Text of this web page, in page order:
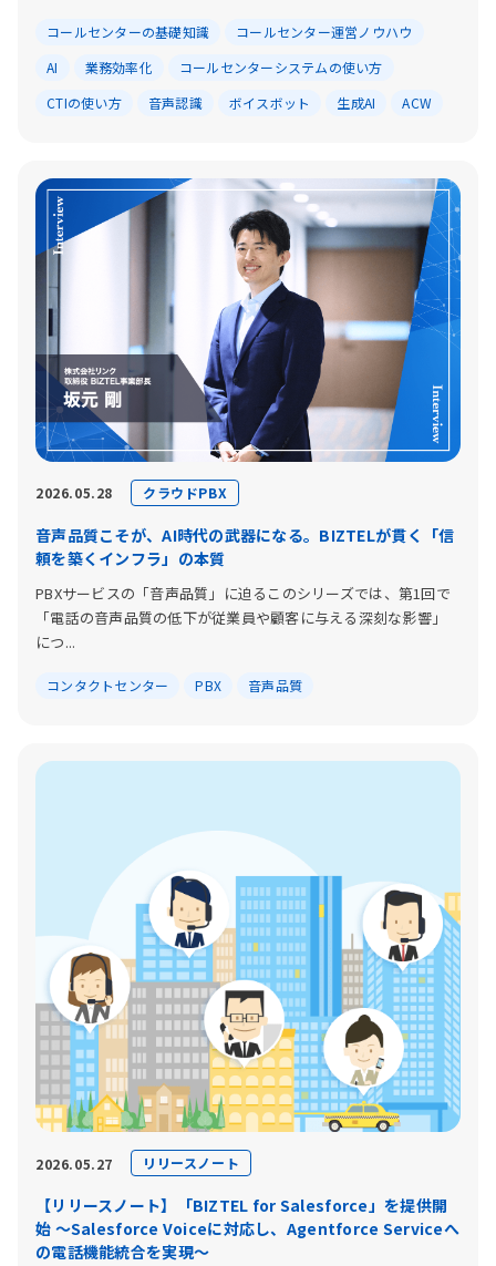
コールセンターの基礎知識
コールセンター運営ノウハウ
AI
業務効率化
コールセンターシステムの使い方
CTIの使い方
音声認識 ボイスボット 生成AI ACW
2026.05.28 クラウドPBX
音声品質こそが、AI時代の武器になる。BIZTELが貫く「信
頼を築くインフラ」の本質
PBXサービスの「音声品質」に迫るこのシリーズでは、第1回で
「電話の音声品質の低下が従業員や顧客に与える深刻な影響」
につ...
コンタクトセンター PBX 音声品質
2026.05.27 リリースノート
【リリースノート】「BIZTEL for Salesforce」を提供開
始 〜Salesforce Voiceに対応し、Agentforce Serviceへ
の電話機能統合を実現〜